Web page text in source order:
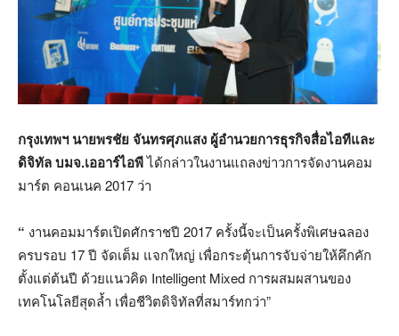
กรุงเทพฯ นายพรชัย จันทรศุภแสง ผู้อำนวยการธุรกิจสื่อไอทีและ
ดิจิทัล บมจ.เออาร์ไอพีได้กล่าวในงานแถลงข่าวการจัดงานคอม
มาร์ต คอนเนค 2017 ว่า
“ งานคอมมาร์ตเปิดศักราชปี 2017 ครั้งนี้จะเป็นครั้งพิเศษฉลอง
ครบรอบ 17 ปี จัดเต็ม แจกใหญ่ เพื่อกระตุ้นการจับจ่ายให้คึกคัก
ตั้งแต่ต้นปี ด้วยแนวคิด Intelligent Mixed การผสมผสานของ
เทคโนโลยีสุดล้ำ เพื่อชีวิตดิจิทัลที่สมาร์ทกว่า”